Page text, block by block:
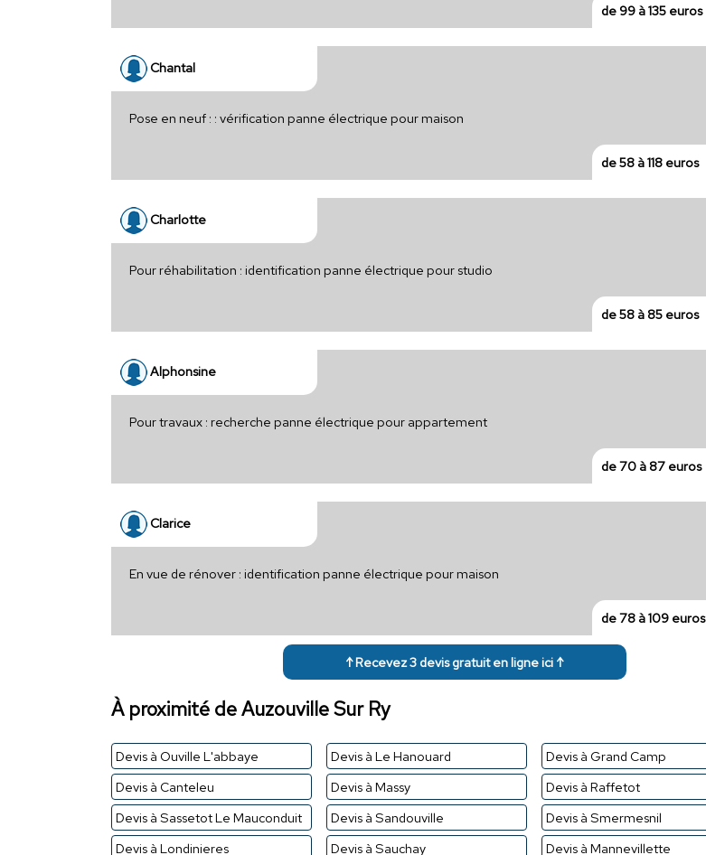
de 99 à 135 euros
Chantal
Pose en neuf : : vérification panne électrique pour maison
de 58 à 118 euros
Charlotte
Pour réhabilitation : identification panne électrique pour studio
de 58 à 85 euros
Alphonsine
Pour travaux : recherche panne électrique pour appartement
de 70 à 87 euros
Clarice
En vue de rénover : identification panne électrique pour maison
de 78 à 109 euros
↑ Recevez 3 devis gratuit en ligne ici ↑
À proximité de Auzouville Sur Ry
Devis à Ouville L'abbaye Devis à Le Hanouard
Devis à Grand Camp
Devis à Canteleu
Devis à Massy
Devis à Raffetot
Devis à Sassetot Le Mauconduit
Devis à Sandouville
Devis à Smermesnil
Devis à Londinieres
Devis à Sauchay Devis à Mannevillette